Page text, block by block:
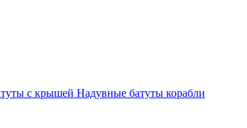
с крышей Надувные батуты корабли